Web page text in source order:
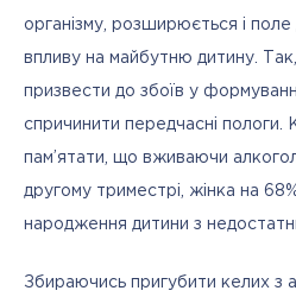
організму, розширюється і
впливу на майбутню дитину.
призвести до збоїв у
спричинити передчасні пологи.
пам’ятати, що вживаючи
другому триместрі, жінка на
народження дитини з
Збираючись пригубити келих з